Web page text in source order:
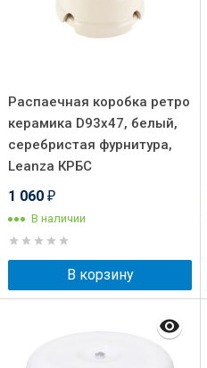
Распаечная коробка ретро
керамика D93х47, белый,
серебристая фурнитура,
Leanza КРБС
1 060 ₽
В наличии
В корзину